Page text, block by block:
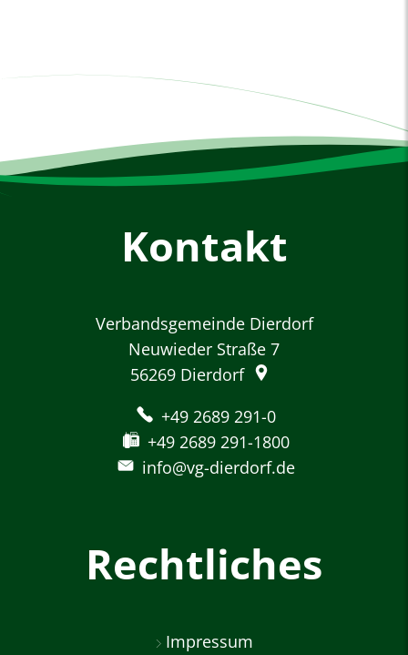
Kontakt
Verbandsgemeinde Dierdorf
Neuwieder Straße 7
56269 Dierdorf
+49 2689 291-0
+49 2689 291-1800
info@vg-dierdorf.de
Rechtliches
Impressum